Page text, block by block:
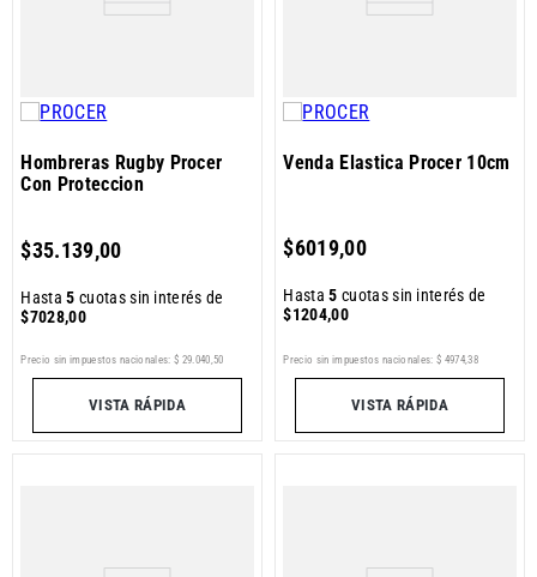
Hombreras Rugby Procer
Con Proteccion
$35.139,00
Hasta5 cuotas sin interés de
$7028,00
Precio sin impuestos nacionales: $ 29.040,50
VISTA RÁPIDA
Venda Elastica Procer 10cm
$6019,00
Hasta5 cuotas sin interés de
$1204,00
Precio sin impuestos nacionales: $ 4974,38
VISTA RÁPIDA